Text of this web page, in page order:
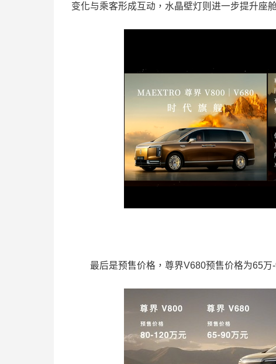
变化与乘客形成互动，水晶壁灯则进一步提升座
最后是预售价格，尊界V680预售价格为65万-